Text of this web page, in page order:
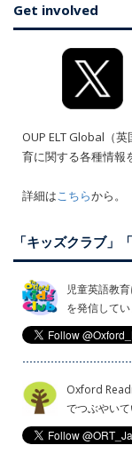
Get involved
OUP ELT Global（
育に関する各種情報
詳細はこちらから。
「キッズクラブ
児童英語教
を発信してい
Oxford
でつぶやいて